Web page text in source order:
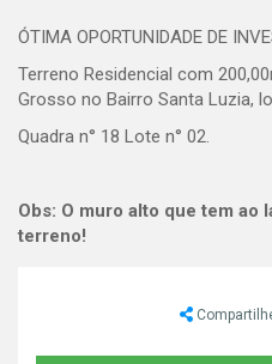
ÓTIMA OPORTUNIDADE DE
Terreno Residencial com
Grosso no Bairro Santa Luzia,
Quadra n° 18 Lote n° 02.
Obs: O muro alto que tem
terreno!